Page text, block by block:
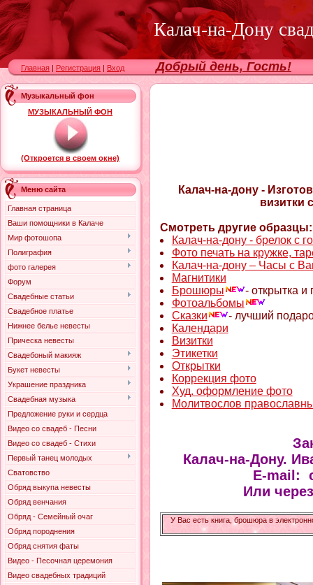
Калач-на-Дону
Главная | Регистрация | Вход Добрый день, Гость!
Музыкальный фон
МУЗЫКАЛЬНЫЙ ФОН
(Откроется в своем окне)
Меню сайта
Главная страница
Ваши помощники в Калаче
Мир фотошопа
Полиграфия
фото галерея
Форум
Свадебные статьи
Свадебное платье
Нижнее белье невесты
Прическа невесты
Свадебоный макияж
Букет невесты
Украшение праздника
Свадебная музыка
Предложение руки и сердца
Видео со свадеб - Песни
Видео со свадеб - Стихи
Первый танец молодых
Сватовство
Обряд выкупа невесты
Обряд венчания
Обряд - Семейный очаг
Обряд породнения
Обряд снятия фаты
Видео - Песочная церемония
Видео свадебных традиций
Калач-на-дону -
визитки
Смотреть другие образцы:
Калач-на-дону - брелок с
Фото печать на кружке,
Калач-на-дону – Часы с
Магнитики
Брошюры
- открытка и
Фотоальбомы
Сказки
- лучший
Календари
Визитки
Этикетки
Открытки
Коррекция фото
Худ. оформление фото
Молитвослов
Калач-на-Дону.
E-mail:
Или
У Вас есть книга, брошюра в